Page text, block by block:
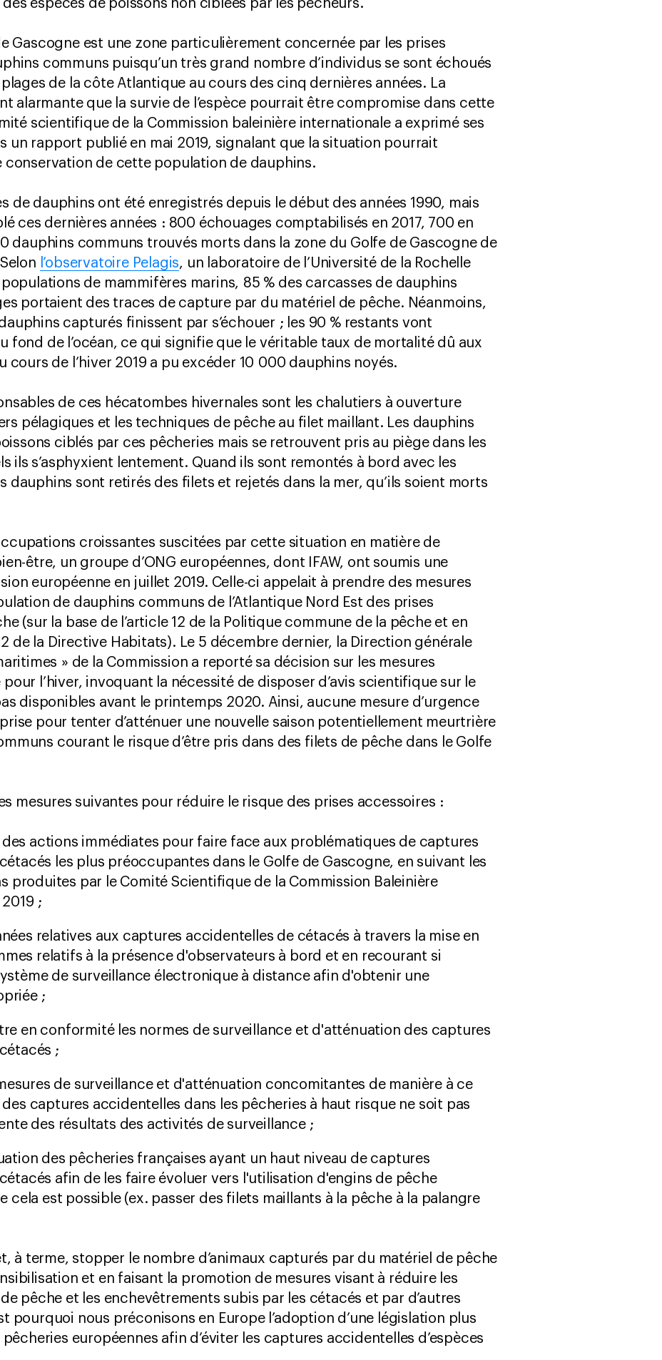
espèces de poissons non ciblées par les pêcheurs.
Gascogne est une zone particulièrement concernée par les prises
communs puisqu’un très grand nombre d’individus se sont échoués
de la côte Atlantique au cours des cinq dernières années. La
alarmante que la survie de l’espèce pourrait être compromise dans cette
scientifique de la Commission baleinière internationale a exprimé ses
un rapport publié en mai 2019, signalant que la situation pourrait
conservation de cette population de dauphins.
de dauphins ont été enregistrés depuis le début des années 1990, mais
ces dernières années : 800 échouages comptabilisés en 2017, 700 en
dauphins communs trouvés morts dans la zone du Golfe de Gascogne de
l’observatoire Pelagis, un laboratoire de l’Université de la Rochelle
de mammifères marins, 85 % des carcasses de dauphins
portaient des traces de capture par du matériel de pêche. Néanmoins,
capturés finissent par s’échouer ; les 90 % restants vont
fond de l’océan, ce qui signifie que le véritable taux de mortalité dû aux
cours de l’hiver 2019 a pu excéder 10 000 dauphins noyés.
de ces hécatombes hivernales sont les chalutiers à ouverture
pélagiques et les techniques de pêche au filet maillant. Les dauphins
ciblés par ces pêcheries mais se retrouvent pris au piège dans les
ils s’asphyxient lentement. Quand ils sont remontés à bord avec les
dauphins sont retirés des filets et rejetés dans la mer, qu’ils soient morts
croissantes suscitées par cette situation en matière de
être, un groupe d’ONG européennes, dont IFAW, ont soumis une
européenne en juillet 2019. Celle-ci appelait à prendre des mesures
de dauphins communs de l’Atlantique Nord Est des prises
(sur la base de l’article 12 de la Politique commune de la pêche et en
de la Directive Habitats). Le 5 décembre dernier, la Direction générale
» de la Commission a reporté sa décision sur les mesures
pour l’hiver, invoquant la nécessité de disposer d’avis scientifique sur le
disponibles avant le printemps 2020. Ainsi, aucune mesure d’urgence
pour tenter d’atténuer une nouvelle saison potentiellement meurtrière
courant le risque d’être pris dans des filets de pêche dans le Golfe
mesures suivantes pour réduire le risque des prises accessoires :
actions immédiates pour faire face aux problématiques de captures
les plus préoccupantes dans le Golfe de Gascogne, en suivant les
produites par le Comité Scientifique de la Commission Baleinière
;
relatives aux captures accidentelles de cétacés à travers la mise en
relatifs à la présence d'observateurs à bord et en recourant si
de surveillance électronique à distance afin d'obtenir une
;
en conformité les normes de surveillance et d'atténuation des captures
;
de surveillance et d'atténuation concomitantes de manière à ce
captures accidentelles dans les pêcheries à haut risque ne soit pas
des résultats des activités de surveillance ;
des pêcheries françaises ayant un haut niveau de captures
afin de les faire évoluer vers l'utilisation d'engins de pêche
cela est possible (ex. passer des filets maillants à la pêche à la palangre
à terme, stopper le nombre d’animaux capturés par du matériel de pêche
et en faisant la promotion de mesures visant à réduire les
pêche et les enchevêtrements subis par les cétacés et par d’autres
pourquoi nous préconisons en Europe l’adoption d’une législation plus
européennes afin d’éviter les captures accidentelles d’espèces